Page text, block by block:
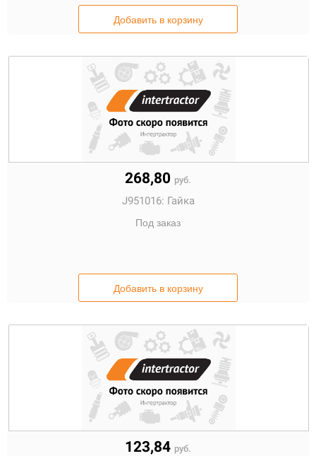
Добавить в корзину
268,80 руб.
J951016: Гайка
Под заказ
Добавить в корзину
123,84 руб.